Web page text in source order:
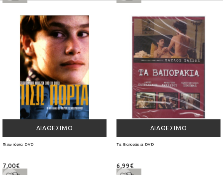
ΔΙΑΘΈΣΙΜΟ
Πίσω πόρτα DVD
7,00€
ΔΙΑΘΈΣΙΜΟ
Τα Βαποράκια DVD
6,99€